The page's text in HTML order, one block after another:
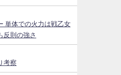
単体での火力は戦乙女
反則の強さ
考察